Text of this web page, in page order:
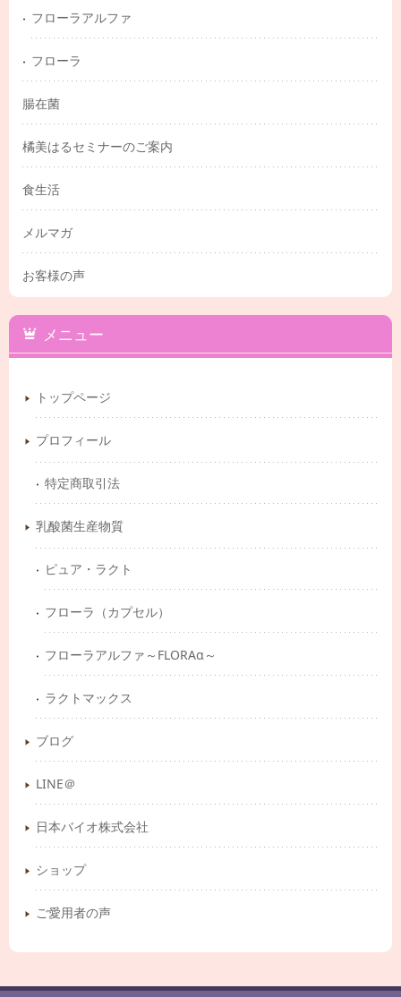
フローラアルファ
フローラ
腸在菌
橘美はるセミナーのご案内
食生活
メルマガ
お客様の声
メニュー
トップページ
プロフィール
特定商取引法
乳酸菌生産物質
ピュア・ラクト
フローラ（カプセル）
フローラアルファ～FLORAα～
ラクトマックス
ブログ
LINE＠
日本バイオ株式会社
ショップ
ご愛用者の声